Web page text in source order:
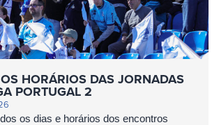
HORÁRIOS DAS JORNADAS
PORTUGAL 2
os dias e horários dos encontros